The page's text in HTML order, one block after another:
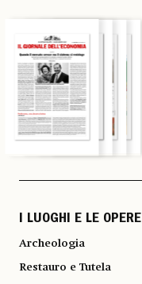
I LUOGHI E LE OPERE
Archeologia
Restauro e Tutela